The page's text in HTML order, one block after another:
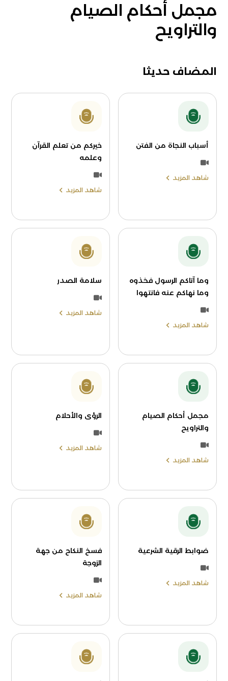
مجمل أحكام الصيام
والتراويح
المضاف حديثا
أسباب النجاة من الفتن
شاهد المزيد
خيركم من تعلم القرآن
وعلمه
شاهد المزيد
وما آتاكم الرسول فخذوه
وما نهاكم عنه فانتهوا
شاهد المزيد
سلامة الصدر
شاهد المزيد
مجمل أحكام الصيام
والتراويح
شاهد المزيد
الرؤى والأحلام
شاهد المزيد
ضوابط الرقية الشرعية
شاهد المزيد
فسخ النكاح من جهة
الزوجة
شاهد المزيد